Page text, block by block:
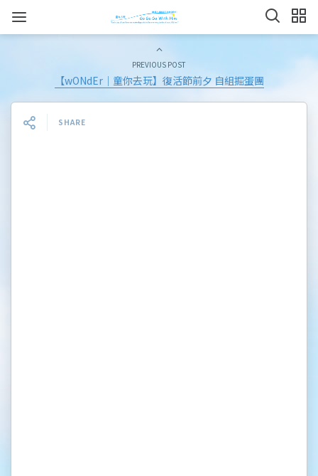
PREVIOUS POST
【wONdEr｜童你去玩】復活節前夕 自組掘蛋團
SHARE